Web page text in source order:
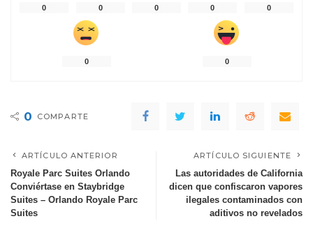
0 0 0 0 0
0 0
0 COMPARTE
ARTÍCULO ANTERIOR
Royale Parc Suites Orlando
Conviértase en Staybridge
Suites – Orlando Royale Parc
Suites
ARTÍCULO SIGUIENTE
Las autoridades de California
dicen que confiscaron vapores
ilegales contaminados con
aditivos no revelados